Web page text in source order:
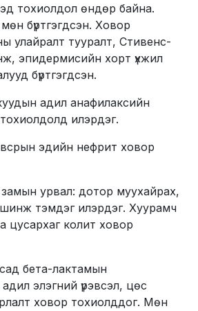
тохиолдол өндөр байна.
бүртгэгдсэн. Ховор
улайралт тууралт, Стивенс-
эпидермисийн хорт үхжил
бүртгэгдсэн.
адил анафилаксийн
илэрдэг.
эдийн нефрит ховор
урвал: дотор муухайрах,
тэмдэг илэрдэг. Хуурамч
цусархаг колит ховор
бета-лактамын
элэгний үрэвсэл, цөс
ховор тохиолддог. Мөн